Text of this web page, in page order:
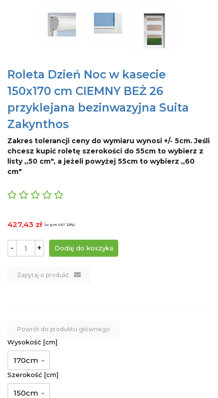
Roleta Dzień Noc w kasecie
150x170 cm CIEMNY BEŻ 26
przyklejana bezinwazyjna Suita
Zakynthos
Zakres tolerancji ceny do wymiaru wynosi +/- 5cm. Jeśli
chcesz kupić roletę szerokości do 55cm to wybierz z
listy ,,50 cm", a jeżeli powyżej 55cm to wybierz ,,60
cm"
427,43 zł (w tym VAT 23%)
- +
Zapytaj o produkt
Powrót do produktu głównego
Wysokość [cm]
170cm
Szerokość [cm]
150cm